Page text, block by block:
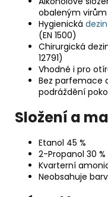
obaleným virům
Hygienická
(EN 1500)
Chirurgická
12791)
Vhodné i pro
Bez parfemace
podráždění
Složení a
Etanol 45 %
2-Propanol 30 %
Kvarterní
Neobsahuje